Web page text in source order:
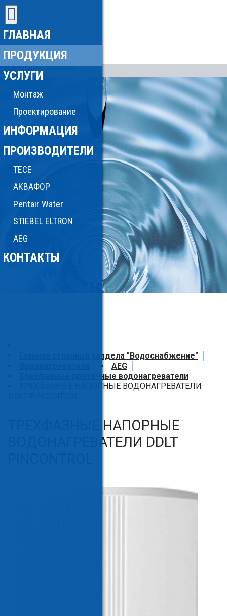
ГЛАВНАЯ
ПРОДУКЦИЯ
УСЛУГИ
Монтаж
Проектирование
ИНФОРМАЦИЯ
ПРОИЗВОДИТЕЛИ
TECE
АКВАФОР
Pentair Water
STIEBEL ELTRON
AEG
КОНТАКТЫ
Главная страница раздела "Водоснабжение"
AEG
Трехфазные проточные водонагреватели
ТРЕХФАЗНЫЕ НАПОРНЫЕ ВОДОНАГРЕВАТЕЛИ
ТРЕХФАЗНЫЕ НАПОРНЫЕ
ВОДОНАГРЕВАТЕЛИ DDLT